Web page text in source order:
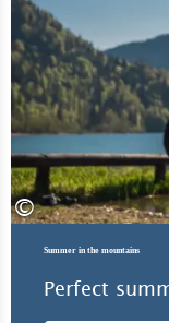
©
Summer in the mountains
Perfect